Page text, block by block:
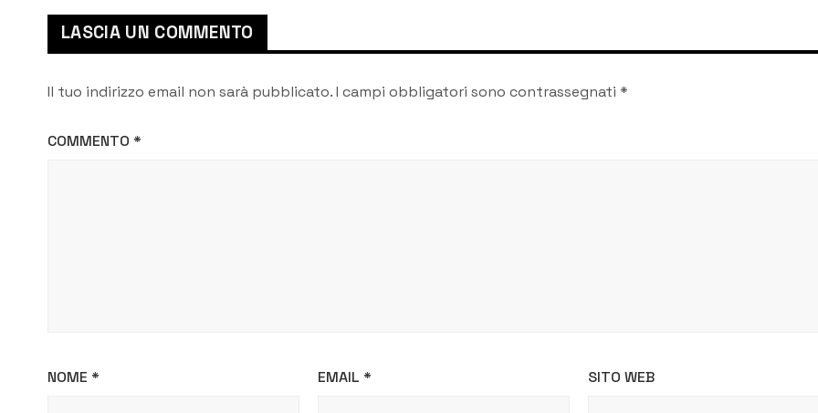
LASCIA UN COMMENTO
Il tuo indirizzo email non sarà pubblicato.I campi obbligatori sono contrassegnati *
COMMENTO *
NOME * EMAIL * SITO WEB